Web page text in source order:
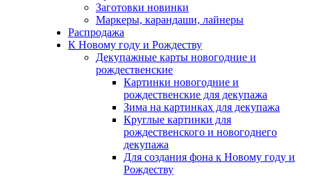
Заготовки новинки
Маркеры, карандаши, лайнеры
Распродажа
К Новому году и Рождеству
Декупажные карты новогодние и
рождественские
Картинки новогодние и
рождественские для декупажа
Зима на картинках для декупажа
Круглые картинки для
рождественского и новогоднего
декупажа
Для создания фона к Новому году и
Рождеству